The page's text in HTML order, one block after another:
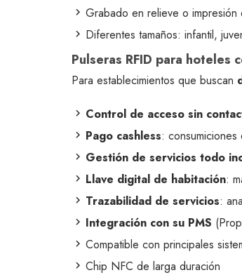
Grabado en relieve o impresión
Diferentes tamaños: infantil,
Pulseras RFID para hoteles
Para establecimientos que buscan
Control de acceso sin
Pago cashless:
Gestión de servicios todo
Llave digital de habitación:
Trazabilidad de servicios:
Integración con su PMS
Compatible con principales
Chip NFC de larga duración